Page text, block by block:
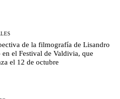
de la filmografía de Lisandro
en el Festival de Valdivia, que
el 12 de octubre